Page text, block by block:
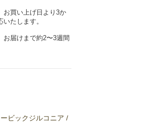
お買い上げ日より3か
たします。
届けまで約2〜3週間
ビックジルコニア /